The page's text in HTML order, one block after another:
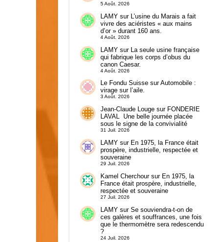
5 Août. 2026
LAMYsur L’usine du Marais a fait
vivre des aciéristes « aux mains
d’or » durant 160 ans.
4 Août. 2026
LAMYsur La seule usine française
qui fabrique les corps d’obus du
canon Caesar.
4 Août. 2026
Le Fondu SuissesurAutomobile :
virage sur l’aile.
3 Août. 2026
Jean-Claude Lougesur FONDERIE
LAVAL Une belle journée placée
sous le signe de la convivialité
31 Juil. 2026
LAMYsur En 1975, la France était
prospère, industrielle, respectée et
souveraine
29 Juil. 2026
Kamel Cherchoursur En 1975, la
France était prospère, industrielle,
respectée et souveraine
27 Juil. 2026
LAMYsur Se souviendra-t-on de
ces galères et souffrances, une fois
que le thermomètre sera redescendu
?
24 Juil. 2026